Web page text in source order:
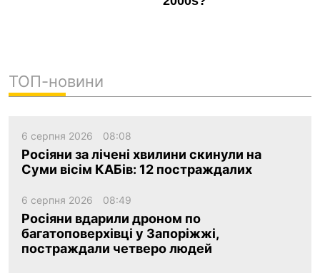
ТОП-новини
6 серпня 2026 08:08
Росіяни за лічені хвилини скинули на
Суми вісім КАБів: 12 постраждалих
6 серпня 2026 08:49
Росіяни вдарили дроном по
багатоповерхівці у Запоріжжі,
постраждали четверо людей